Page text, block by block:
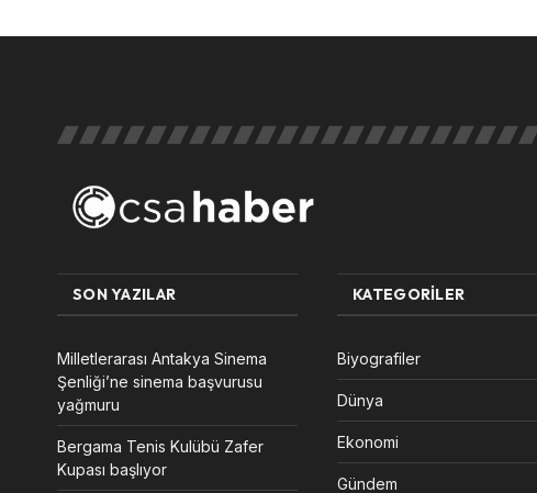
SON YAZILAR
Milletlerarası Antakya Sinema
Şenliği’ne sinema başvurusu
yağmuru
Bergama Tenis Kulübü Zafer
Kupası başlıyor
KATEGORILER
Biyografiler
Dünya
Ekonomi
Gündem